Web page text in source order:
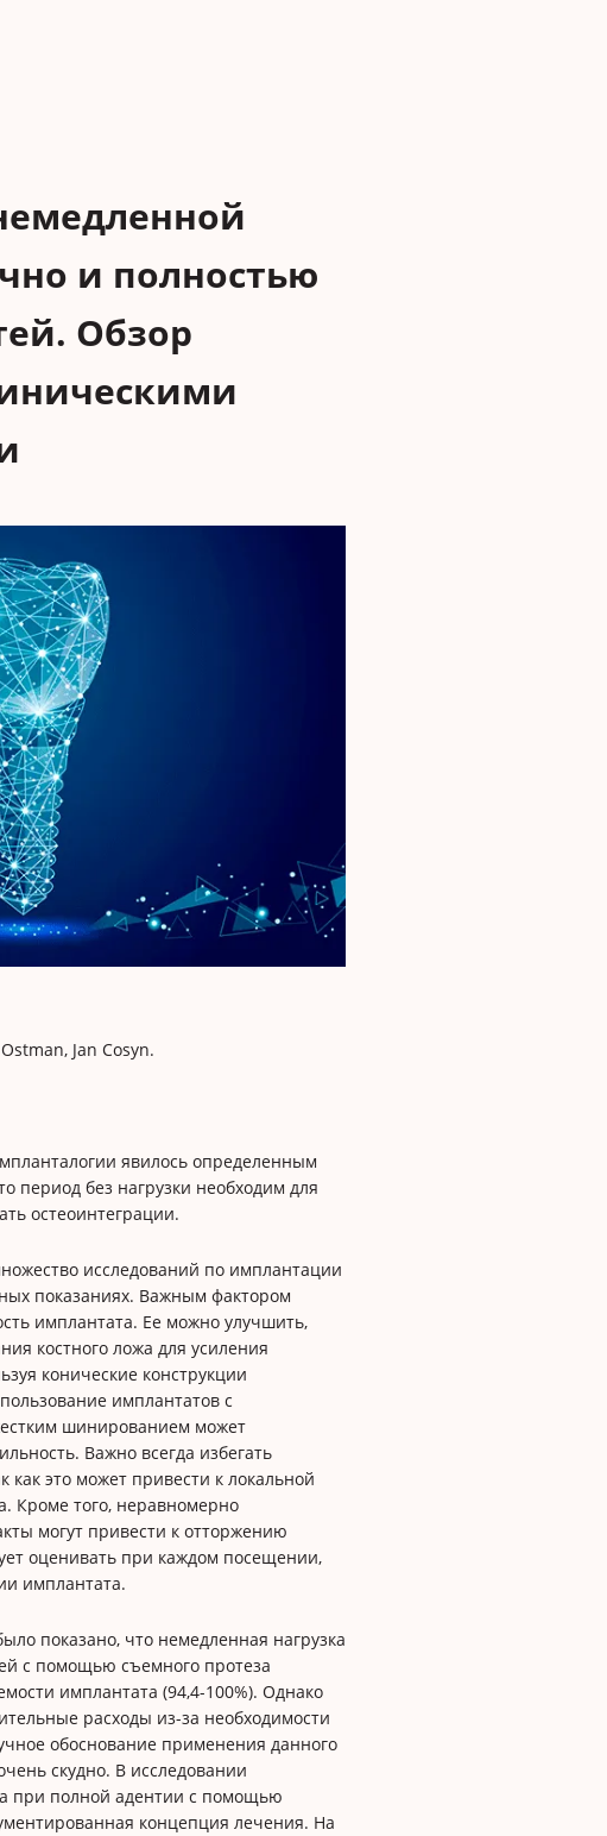
и полностью
Обзор
Jan Cosyn.
явилось определенным
период без нагрузки необходим для
остеоинтеграции.
исследований по имплантации
показаниях. Важным фактором
имплантата. Ее можно улучшить,
костного ложа для усиления
конические конструкции
имплантатов с
шинированием может
Важно всегда избегать
это может привести к локальной
Кроме того, неравномерно
могут привести к отторжению
оценивать при каждом посещении,
имплантата.
показано, что немедленная нагрузка
с помощью съемного протеза
имплантата (94,4-100%). Однако
расходы из-за необходимости
обоснование применения данного
скудно. В исследовании
при полной адентии с помощью
концепция лечения. На